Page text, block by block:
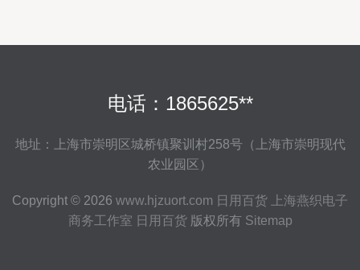
电话：1865625**
地址：上海市崇明区城桥镇聚训村258号（上海市崇明现代
农业园区）
Copyright © 2026 www.hjzuort.com 日用百货
上海燕织电子
商务工作室 日用百货版权所有 Sitemap